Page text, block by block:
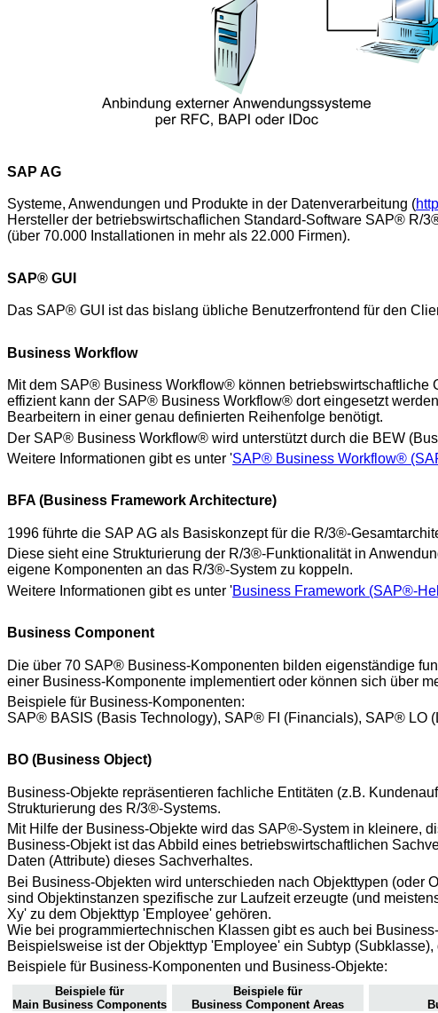
SAP AG
Systeme, Anwendungen und Produkte in der Datenverarbeitung (
Hersteller der betriebswirtschaflichen Standard-Software SAP® R/
(über 70.000 Installationen in mehr als 22.000 Firmen).
SAP® GUI
Das SAP® GUI ist das bislang übliche Benutzerfrontend für den
Business Workflow
Mit dem SAP® Business Workflow® können
effizient kann der SAP® Business Workflow® dort eingesetzt
Bearbeitern in einer genau definierten Reihenfolge benötigt.
Der SAP® Business Workflow® wird unterstützt durch die BEW
Weitere Informationen gibt es unter 'SAP® Business Workflow®
BFA (Business Framework Architecture)
1996 führte die SAP AG als Basiskonzept für die R/3®-
Diese sieht eine Strukturierung der R/3®-Funktionalität in
eigene Komponenten an das R/3®-System zu koppeln.
Weitere Informationen gibt es unter 'Business Framework (SAP®-
Business Component
Die über 70 SAP® Business-Komponenten bilden eigenständige
einer Business-Komponente implementiert oder können sich über
Beispiele für Business-Komponenten:
SAP® BASIS (Basis Technology), SAP® FI (Financials), SAP® LO
BO (Business Object)
Business-Objekte repräsentieren fachliche Entitäten (z.B.
Strukturierung des R/3®-Systems.
Mit Hilfe der Business-Objekte wird das SAP®-System in kleinere,
Business-Objekt ist das Abbild eines betriebswirtschaftlichen
Daten (Attribute) dieses Sachverhaltes.
Bei Business-Objekten wird unterschieden nach Objekttypen (oder
sind Objektinstanzen spezifische zur Laufzeit erzeugte (und
Xy' zu dem Objekttyp 'Employee' gehören.
Wie bei programmiertechnischen Klassen gibt es auch bei
Beispielsweise ist der Objekttyp 'Employee' ein Subtyp
Beispiele für Business-Komponenten und Business-Objekte:
Beispiele für
Main Business Components
Beispiele für
Business Component Areas